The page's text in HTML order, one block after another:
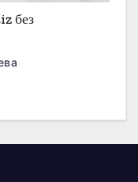
без